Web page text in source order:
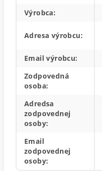
Výrobca:
Adresa výrobcu:
Email výrobcu:
Zodpovedná
osoba:
Adredsa
zodpovednej
osoby:
Email
zodpovednej
osoby: